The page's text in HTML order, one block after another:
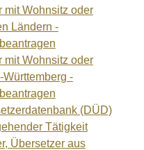
mit Wohnsitz oder
Ländern -
mit Wohnsitz oder
-
(DÜD)
Tätigkeit
Übersetzer aus